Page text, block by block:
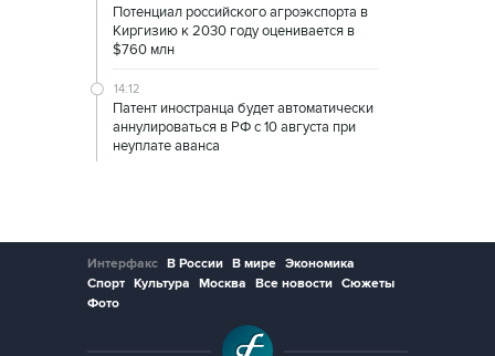
Потенциал российского агроэкспорта в
Киргизию к 2030 году оценивается в
$760 млн
14:12
Патент иностранца будет автоматически
аннулироваться в РФ с 10 августа при
неуплате аванса
Интерфакс В России В мире Экономика
Спорт Культура Москва Все новости Сюжеты
Фото